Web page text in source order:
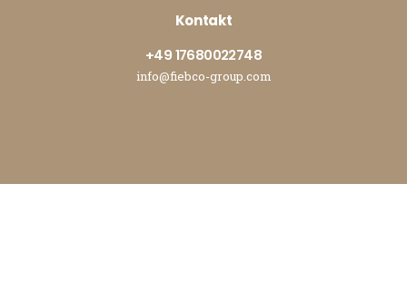
Kontakt
+49 17680022748
info@fiebco-group.com